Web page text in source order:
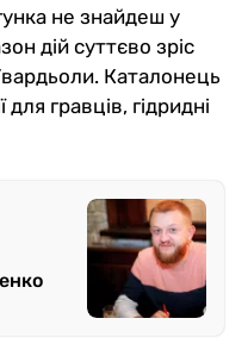
не знайдеш у
дій суттєво зріс
Каталонець
гравців, гідридні